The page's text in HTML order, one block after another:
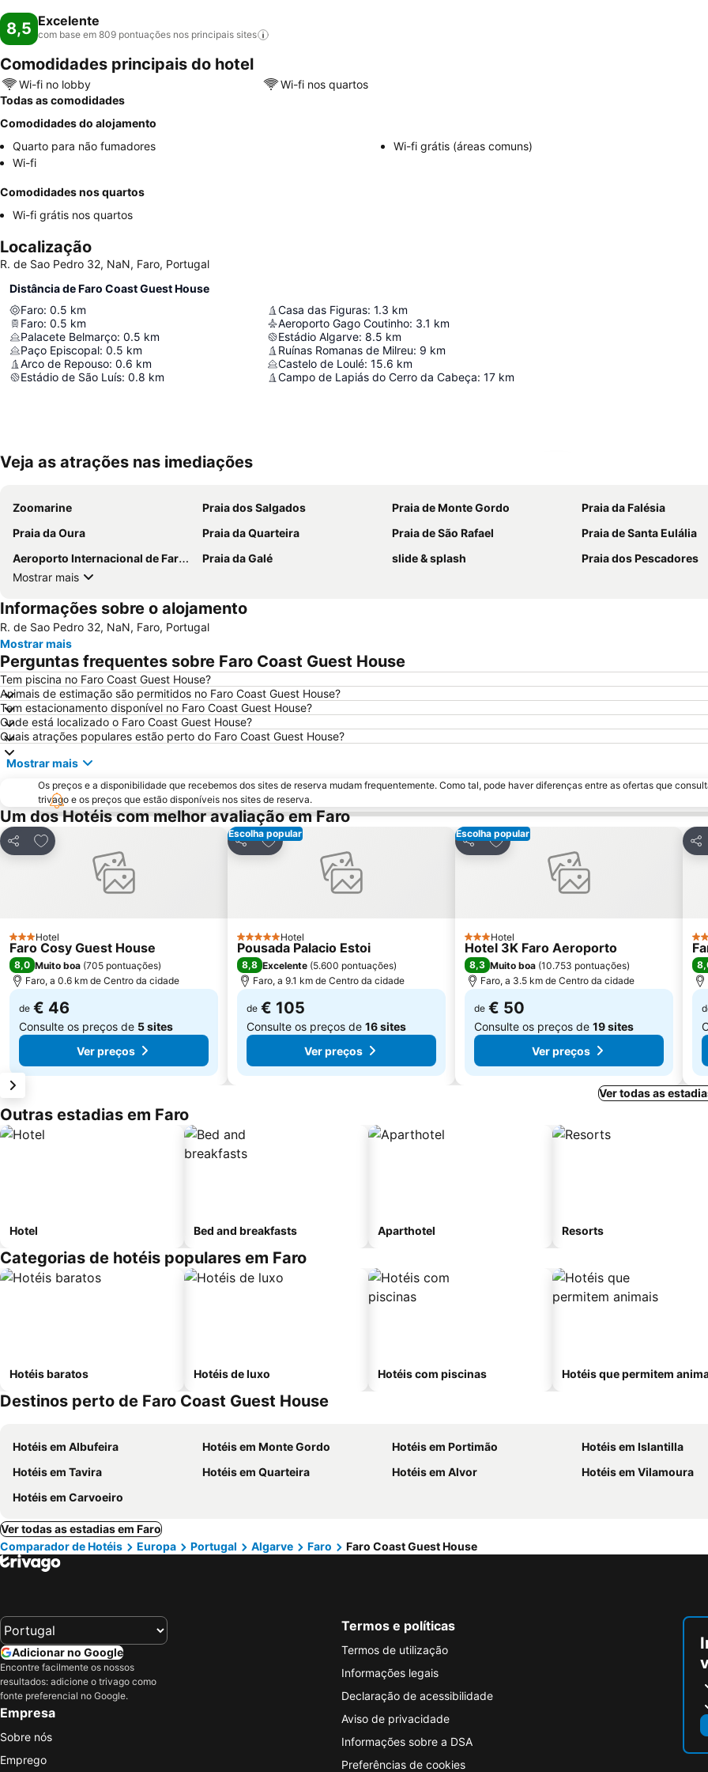
8,5 Excelente
com base em 809 pontuações nos principais sites
Comodidades principais do hotel
Wi-fi no lobby
Wi-fi nos quartos
Todas as comodidades
Comodidades do alojamento
Quarto para não fumadores
Wi-fi grátis (áreas comuns)
Wi-fi
Comodidades nos quartos
Wi-fi grátis nos quartos
Localização
R. de Sao Pedro 32, NaN, Faro, Portugal
Distância de Faro Coast Guest House
Faro: 0.5 km
Faro: 0.5 km
Palacete Belmarço: 0.5 km
Paço Episcopal: 0.5 km
Arco de Repouso: 0.6 km
Estádio de São Luís: 0.8 km
Casa das Figuras: 1.3 km
Aeroporto Gago Coutinho: 3.1 km
Estádio Algarve: 8.5 km
Ruínas Romanas de Milreu: 9 km
Castelo de Loulé: 15.6 km
Campo de Lapiás do Cerro da Cabeça: 17 km
Veja as atrações nas imediações
Zoomarine Praia dos Salgados Praia de Monte Gordo
Praia da Falésia
Praia da Oura
Praia da Quarteira Praia de São Rafael
Praia de Santa Eulália
Aeroporto Internacional de Faro - Gago Coutinho
Praia da Galé slide & splash
Praia dos Pescadores
Mostrar mais
Informações sobre o alojamento
R. de Sao Pedro 32, NaN, Faro, Portugal
Mostrar mais
Perguntas frequentes sobre Faro Coast Guest House
Tem piscina no Faro Coast Guest House?
Animais de estimação são permitidos no Faro Coast Guest House?
Tem estacionamento disponível no Faro Coast Guest House?
Onde está localizado o Faro Coast Guest House?
Quais atrações populares estão perto do Faro Coast Guest House?
Mostrar mais
Os preços e a disponibilidade que recebemos dos sites de reserva mudam frequentemente. Como tal, pode haver diferenças entre as ofertas que
trivago e os preços que estão disponíveis nos sites de reserva.
Um dos Hotéis com melhor avaliação em Faro
Partilhar
Adicionar aos favoritos
3 Estrelas
Hotel
Faro Cosy Guest House
8,0 Muito boa (705 pontuações)
Faro, a 0.6 km de Centro da cidade
de € 46
Consulte os preços de 5 sites
Ver preços
Escolha popular
Partilhar
Adicionar aos favoritos
5 EstrelasHotel
Pousada Palacio Estoi
8,8 Excelente (5.600 pontuações)
Faro, a 9.1 km de Centro da cidade
de € 105
Consulte os preços de 16 sites
Ver preços
Escolha popular
Partilhar
Adicionar aos favoritos
3 Estrelas
Hotel
Hotel 3K Faro Aeroporto
8,3 Muito boa (10.753 pontuações)
Faro, a 3.5 km de Centro da cidade
de € 50
Consulte os preços de 19 sites
Ver preços
3
Ver todas as
Outras estadias em Faro
Hotel Bed and breakfasts Aparthotel Resorts
Categorias de hotéis populares em Faro
Hotéis baratos Hotéis de luxo Hotéis com piscinas Hotéis que permitem
Destinos perto de Faro Coast Guest House
Hotéis em Albufeira Hotéis em Monte Gordo Hotéis em Portimão
Hotéis em Islantilla
Hotéis em Tavira
Hotéis em Quarteira Hotéis em Alvor
Hotéis em Vilamoura
Hotéis em Carvoeiro
Ver todas as estadias em Faro
Comparador de Hotéis
Europa Portugal Algarve Faro Faro Coast Guest House
Adicionar no Google
Encontre facilmente os nossos
resultados: adicione o trivago como
fonte preferencial no Google.
Empresa
Sobre nós
Emprego
Termos e políticas
Termos de utilização
Informações legais
Declaração de acessibilidade
Aviso de privacidade
Informações sobre a DSA
Preferências de cookies